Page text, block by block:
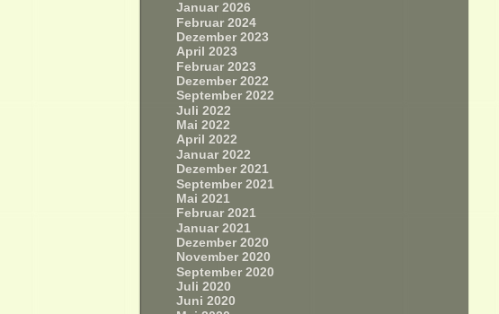
Januar 2026
Februar 2024
Dezember 2023
April 2023
Februar 2023
Dezember 2022
September 2022
Juli 2022
Mai 2022
April 2022
Januar 2022
Dezember 2021
September 2021
Mai 2021
Februar 2021
Januar 2021
Dezember 2020
November 2020
September 2020
Juli 2020
Juni 2020